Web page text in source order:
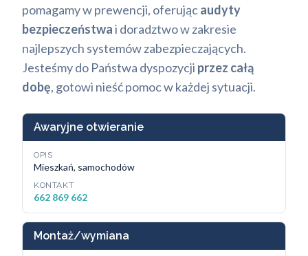
pomagamy w prewencji, oferującaudyty
bezpieczeństwai doradztwo w zakresie
najlepszych systemów zabezpieczających.
Jesteśmy do Państwa dyspozycji przez całą
dobę, gotowi nieść pomoc w każdej sytuacji.
Awaryjne otwieranie
OPIS
Mieszkań, samochodów
KONTAKT
662 869 662
Montaż/wymiana